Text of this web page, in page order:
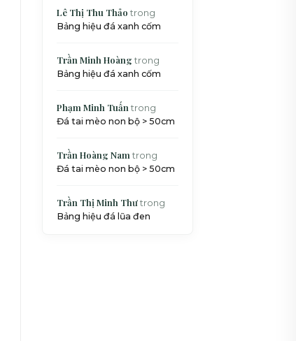
Lê Thị Thu Thảo trong
Bảng hiệu đá xanh cốm
Trần Minh Hoàng trong
Bảng hiệu đá xanh cốm
Phạm Minh Tuấn trong
Đá tai mèo non bộ > 50cm
Trần Hoàng Nam trong
Đá tai mèo non bộ > 50cm
Trần Thị Minh Thưtrong
Bảng hiệu đá lũa đen